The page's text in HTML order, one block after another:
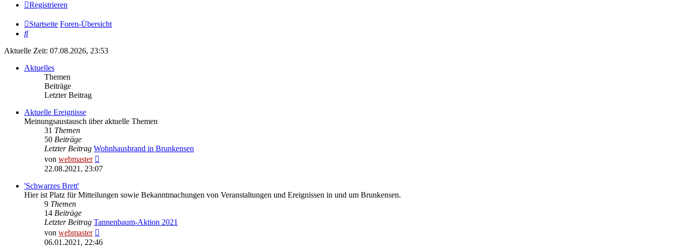
Registrieren
Startseite Foren-Übersicht
Suche
Aktuelle Zeit: 07.08.2026, 23:53
Aktuelles
Themen
Beiträge
Letzter Beitrag
Aktuelle Ereignisse
Meinungsaustausch über aktuelle Themen
31 Themen
50 Beiträge
Letzter Beitrag Wohnhausbrand in Brunkensen
von webmaster
Beitrag
22.08.2021, 23:07
'Schwarzes Brett'
Hier ist Platz für Mitteilungen sowie Bekanntmachungen von Veranstaltungen und Ereignissen in und um Brunkensen.
9 Themen
14 Beiträge
Letzter Beitrag Tannenbaum-Aktion 2021
von webmaster
Beitrag
06.01.2021, 22:46